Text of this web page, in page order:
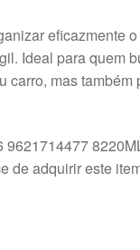
eficazmente
Ideal para quem
carro, mas também
de adquirir este